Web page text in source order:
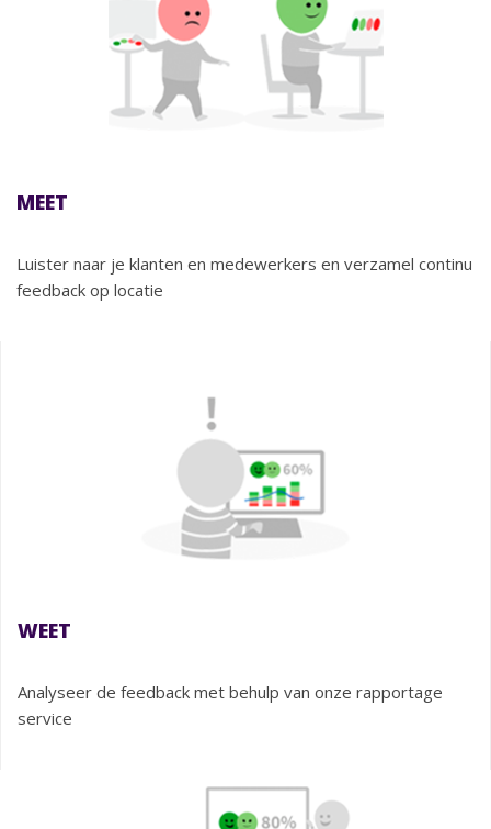
MEET
Luister naar je klanten en medewerkers en verzamel continu
feedback op locatie
WEET
Analyseer de feedback met behulp van onze rapportage
service